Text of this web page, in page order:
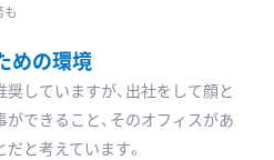
も
めの環境
していますが、出社をして顔と
ができること、そのオフィスがあ
と考えています。